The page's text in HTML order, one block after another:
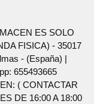
ES SOLO
FISICA) - 35017
- (España) |
655493665
( CONTACTAR
DE 16:00 A 18:00